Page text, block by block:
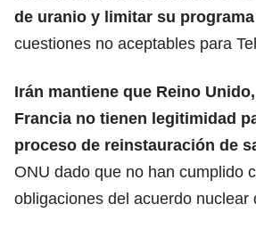
de uranio y limitar su
cuestiones no aceptables para
Irán mantiene que Reino Unido
Francia no tienen legitimidad
proceso de reinstauración de
ONU dado que no han cumplido
obligaciones del acuerdo nuclear